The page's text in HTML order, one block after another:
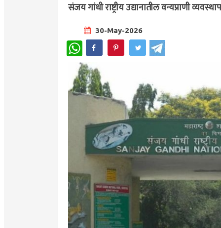
​संजय गांधी राष्ट्रीय उद्यानातील वन्यप्राणी
30-May-2026
WhatsApp